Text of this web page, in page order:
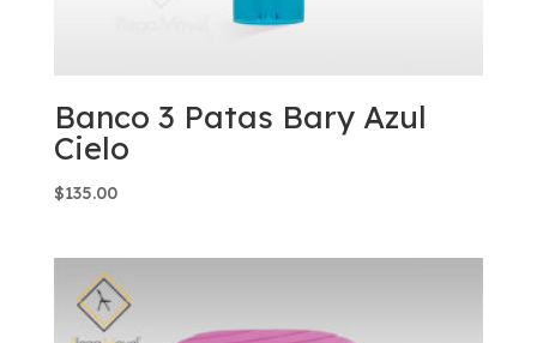
Banco 3 Patas Bary Azul
Cielo
$135.00